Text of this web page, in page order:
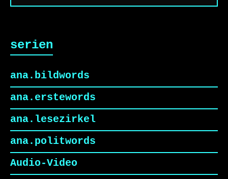
serien
ana.bildwords
ana.erstewords
ana.lesezirkel
ana.politwords
Audio-Video